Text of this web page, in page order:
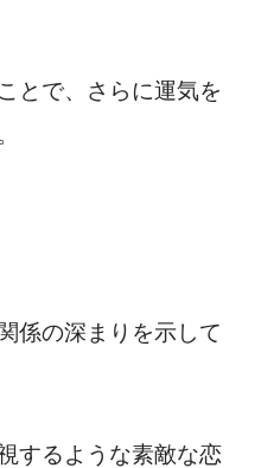
とで、さらに運気を
係の深まりを示して
するような素敵な恋